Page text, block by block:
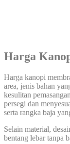
Harga
Harga kanopi
area, jenis bahan
kesulitan
persegi dan
serta rangka baja
Selain material,
bentang lebar tanpa